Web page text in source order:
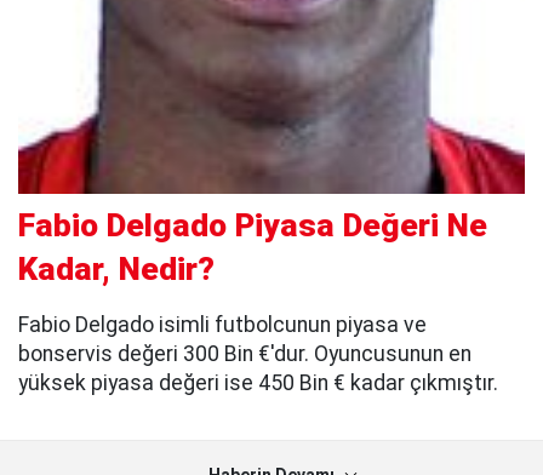
Fabio Delgado Piyasa Değeri Ne
Kadar, Nedir?
Fabio Delgado isimli futbolcunun piyasa ve
bonservis değeri 300 Bin €'dur. Oyuncusunun en
yüksek piyasa değeri ise 450 Bin € kadar çıkmıştır.